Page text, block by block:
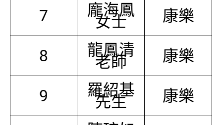
7 龐海鳳
女士 康樂
8 龍鳳清
老師 康樂
9 羅紹基
先生 康樂